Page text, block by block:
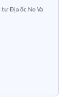
tư Địa ốc No Va